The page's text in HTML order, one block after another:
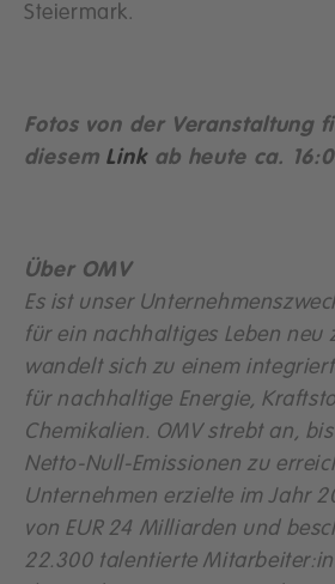
Steiermark.
Fotos von der Veranstaltung
diesem Linkab heute ca.
Über OMV
Es ist unser
für ein nachhaltiges Leben neu
wandelt sich zu einem
für nachhaltige Energie,
Chemikalien. OMV strebt an,
Netto-Null-Emissionen zu
Unternehmen erzielte im Jahr
von EUR 24 Milliarden und
22.300 talentierte